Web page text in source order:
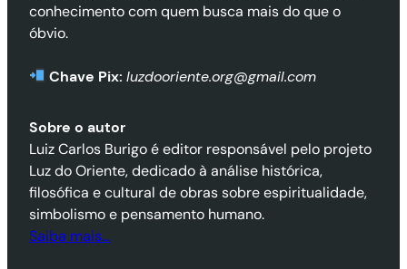
conhecimento com quem busca mais do que o
óbvio.
Chave Pix: luzdooriente.org@gmail.com
Sobre o autor
Luiz Carlos Burigo é editor responsável pelo projeto
Luz do Oriente, dedicado à análise histórica,
filosófica e cultural de obras sobre espiritualidade,
simbolismo e pensamento humano.
Saiba mais…